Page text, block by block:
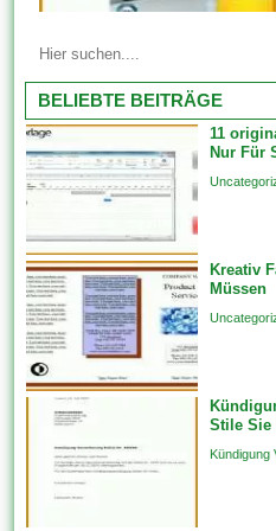
Etiketten ist eine großartige
oder die Speisekammer zu
organisieren. Für den fall Sie...
darüber hinaus
Arbeitsaufwand für die
Erstellung eines oder
mehrerer Versandetiketten.
Die Etiketten Vorlagen kann
ohne umwege hier kostenlos
heruntergeladen werden. Die
hier Etiketten kostenlose
Vorlagen ist unglaublich simpel
zu verwenden und
abgeschlossen verstehen. Die
Grundriss hat denselben...
BELIEBTE BEITRÄGE
11
Nur Für
Kreativ
Müssen
Stile Sie
Kündigung